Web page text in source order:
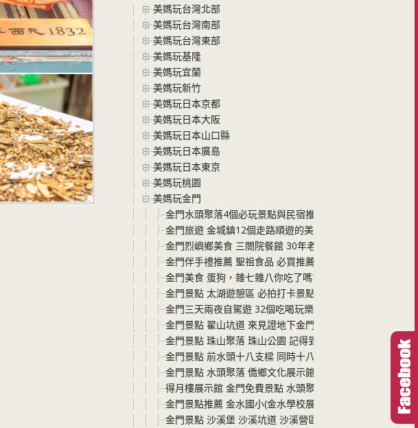
美媽玩台灣北部
美媽玩台灣南部
美媽玩台灣東部
美媽玩基隆
美媽玩宜蘭
美媽玩新竹
美媽玩日本京都
美媽玩日本大阪
美媽玩日本山口縣
美媽玩日本廣島
美媽玩日本東京
美媽玩桃園
美媽玩金門
金門水頭聚落4個必玩景點與民宿推薦 讓您從民宿出門就能
金門旅遊 金城鎮12個走路順遊的美食景點通通分享 必吃必
金門烈嶼鄉美食 三閤院餐館 30年老店 在地人都吃的美食
金門伴手禮推薦 聖祖食品 必買推薦豬腳貢糖超級好吃
金門美食 蛋狗，雜七雜八你吃了嗎? 隱身在靜謐社區裡的
金門景點 太湖遊憩區 必拍打卡景點漂浮斑馬線 超級立體超
金門三天兩夜自駕遊 32個吃喝玩樂的景點與美食全分享
金門景點 翟山坑道 來見證地下金門的偉大傑作 最美的坑
金門景點 珠山聚落 珠山公園 記得到制高點一覽聚落之外
金門景點 前水頭十八支樑 同時十八支上樑的風華古厝群景
金門景點 水頭聚落 僑鄉文化展示館 必拍洋樓網美照 附近
得月樓展示館 金門免費景點 水頭聚落必玩景點之一
金門景點推薦 金水國小(金水學校展示館) 一種回到書院上
金門景點 沙溪堡 沙溪坑道 沙溪營區木棧道看海景 看日落